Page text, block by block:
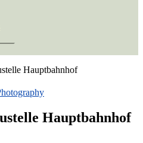
Hauptbahnhof
Hauptbahnhof